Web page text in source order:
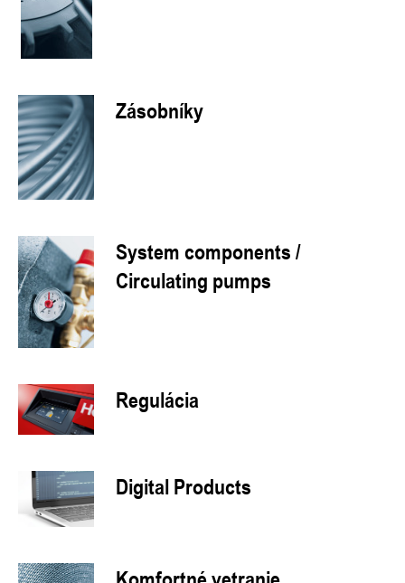
Zásobníky
System components /
Circulating pumps
Regulácia
Digital Products